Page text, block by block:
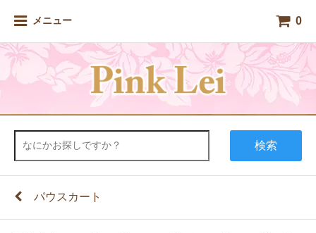
メニュー 0
検索
パウスカート